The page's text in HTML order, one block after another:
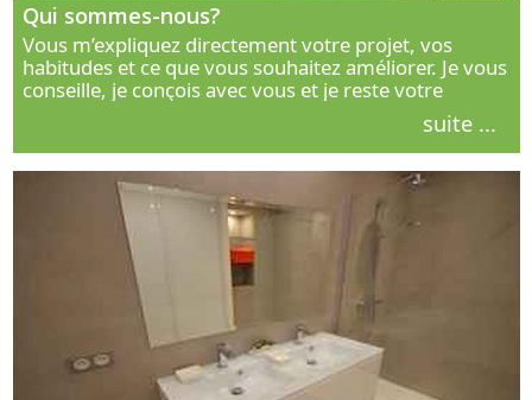
Qui sommes-nous?
Vous m’expliquez directement votre projet, vos
habitudes et ce que vous souhaitez améliorer. Je vous
conseille, je conçois avec vous et je reste votre
interlocuteur principal. Découvrez ma façon de vous
suite ...